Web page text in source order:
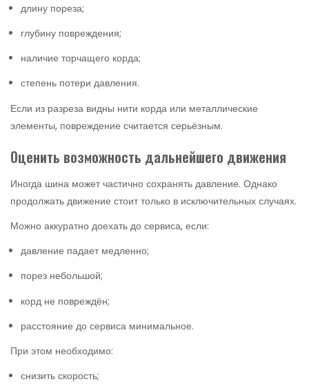
длину пореза;
глубину повреждения;
наличие торчащего корда;
степень потери давления.
Если из разреза видны нити корда или металлические
элементы, повреждение считается серьёзным.
Оценить возможность дальнейшего движения
Иногда шина может частично сохранять давление. Однако
продолжать движение стоит только в исключительных случаях.
Можно аккуратно доехать до сервиса, если:
давление падает медленно;
порез небольшой;
корд не повреждён;
расстояние до сервиса минимальное.
При этом необходимо:
снизить скорость;